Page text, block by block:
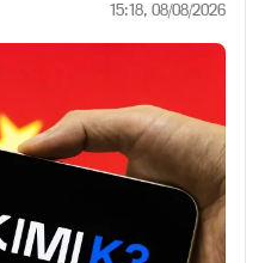
15:18, 08/08/2026